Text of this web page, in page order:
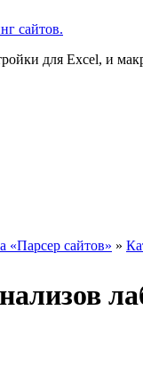
сайтов.
для Excel, и
«Парсер сайтов» »